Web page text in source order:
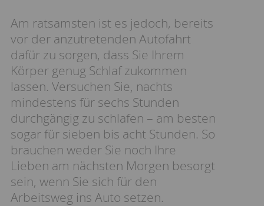
Am ratsamsten ist es jedoch, bereits
vor der anzutretenden Autofahrt
dafür zu sorgen, dass Sie Ihrem
Körper genug Schlaf zukommen
lassen. Versuchen Sie, nachts
mindestens für sechs Stunden
durchgängig zu schlafen – am besten
sogar für sieben bis acht Stunden. So
brauchen weder Sie noch Ihre
Lieben am nächsten Morgen besorgt
sein, wenn Sie sich für den
Arbeitsweg ins Auto setzen.